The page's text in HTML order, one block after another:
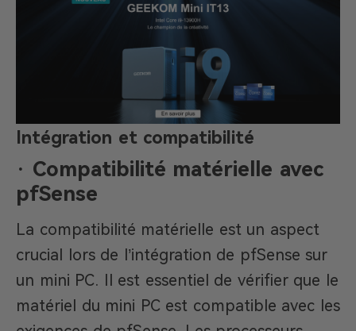
Intégration et compatibilité
· Compatibilité matérielle avec
pfSense
La compatibilité matérielle est un aspect
crucial lors de l’intégration de pfSense sur
un mini PC. Il est essentiel de vérifier que le
matériel du mini PC est compatible avec les